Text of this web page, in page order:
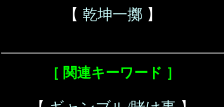
【 乾坤一擲 】
［ 関連キーワード ］